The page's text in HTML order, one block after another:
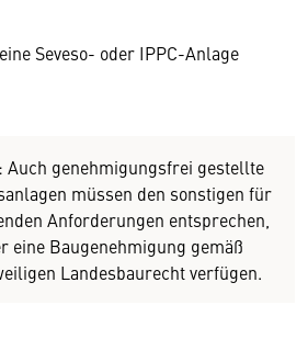
Seveso- oder IPPC-Anlage
Auch genehmigungsfrei gestellte
müssen den sonstigen für
Anforderungen entsprechen,
eine Baugenehmigung gemäß
Landesbaurecht verfügen.